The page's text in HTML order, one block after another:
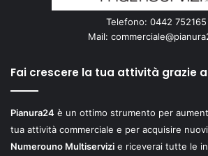
Telefono: 0442 752165
Mail:
Fai crescere la tua attività grazie
Pianura24 è un ottimo strumento per
tua attività commerciale e per acquisire
Numerouno Multiservizi e riceverai tutte le